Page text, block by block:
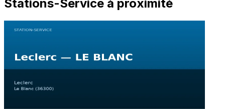
Stations-Service à proximité